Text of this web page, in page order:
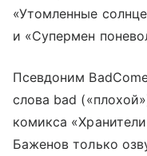
«Утомленные
и «Супермен
Псевдоним
слова bad
комикса
Баженов только